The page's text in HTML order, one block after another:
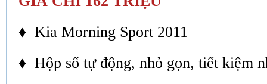
♦ Kia Morning Sport 2011
♦ Hộp số tự động, nhỏ gọn, tiết kiệm